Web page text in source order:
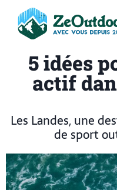
5 idées
actif
Les Landes, une
de sport